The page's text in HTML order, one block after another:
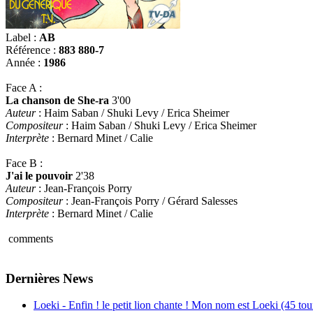
Label : AB
Référence : 883 880-7
Année : 1986
Face A :
La chanson de She-ra 3'00
Auteur: Haim Saban / Shuki Levy / Erica Sheimer
Compositeur: Haim Saban / Shuki Levy / Erica Sheimer
Interprète : Bernard Minet / Calie
Face B :
J'ai le pouvoir 2'38
Auteur: Jean-François Porry
Compositeur: Jean-François Porry / Gérard Salesses
Interprète : Bernard Minet / Calie
comments
Dernières News
Loeki - Enfin ! le petit lion chante ! Mon nom est Loeki (45